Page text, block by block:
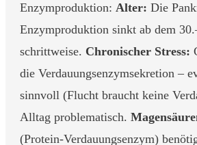
Enzymproduktion: Alter: Die
Enzymproduktion sinkt ab dem
schrittweise. Chronischer Stress:
die Verdauungsenzymsekretion –
sinnvoll (Flucht braucht keine
Alltag problematisch.
(Protein-Verdauungsenzym)